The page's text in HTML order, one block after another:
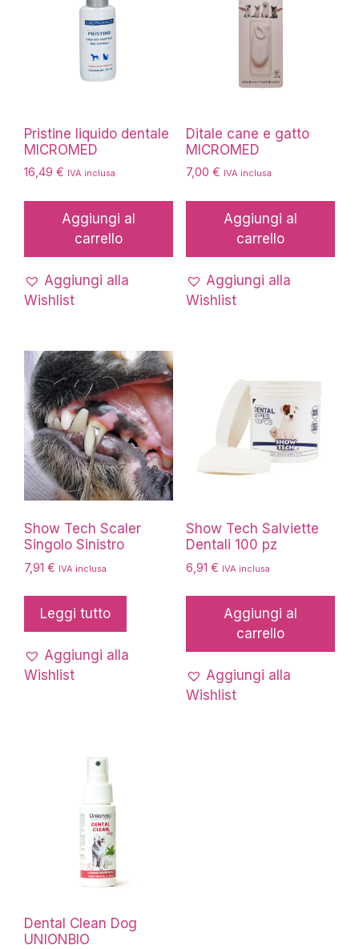
Pristine liquido dentale
MICROMED
16,49 € IVA inclusa
Aggiungi al
carrello
Aggiungi alla
Wishlist
Ditale cane e gatto
MICROMED
7,00 € IVA inclusa
Aggiungi al
carrello
Aggiungi alla
Wishlist
Show Tech Scaler
Singolo Sinistro
7,91 € IVA inclusa
Leggi tutto
Aggiungi alla
Wishlist
Show Tech Salviette
Dentali 100 pz
6,91 € IVA inclusa
Aggiungi al
carrello
Aggiungi alla
Wishlist
Dental Clean Dog
UNIONBIO